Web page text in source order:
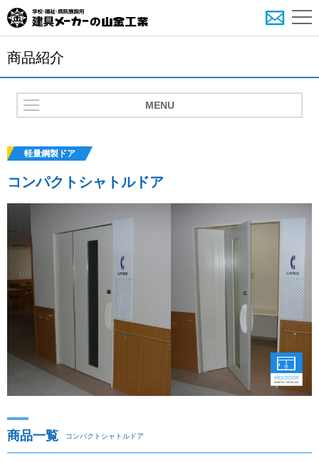
商品紹介
MENU
軽量鋼製ドア
コンパクトシャトルドア
商品一覧 コンパクトシャトルドア